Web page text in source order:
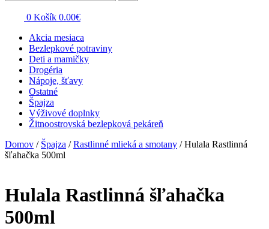
0 Košík 0.00€
Akcia mesiaca
Bezlepkové potraviny
Deti a mamičky
Drogéria
Nápoje, šťavy
Ostatné
Špajza
Výživové doplnky
Žitnoostrovská bezlepková pekáreň
Domov / Špajza /Rastlinné mlieká a smotany / Hulala Rastlinná
šľahačka 500ml
Hulala Rastlinná šľahačka
500ml